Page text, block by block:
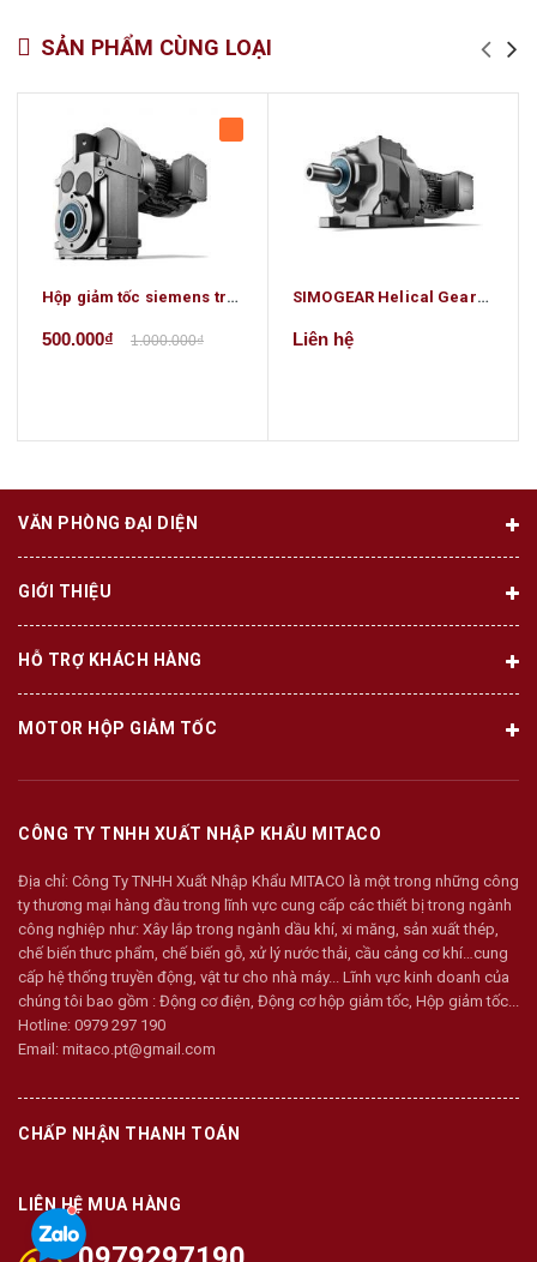
SẢN PHẨM CÙNG LOẠI
Hộp giảm tốc siemens trục song song
500.000₫ 1.000.000₫
SIMOGEAR Helical Geared Motors
Liên hệ
VĂN PHÒNG ĐẠI DIỆN
GIỚI THIỆU
HỖ TRỢ KHÁCH HÀNG
MOTOR HỘP GIẢM TỐC
CÔNG TY TNHH XUẤT NHẬP KHẨU MITACO
Địa chỉ: Công Ty TNHH Xuất Nhập Khẩu MITACO là một trong những công
ty thương mại hàng đầu trong lĩnh vực cung cấp các thiết bị trong ngành
công nghiệp như: Xây lắp trong ngành dầu khí, xi măng, sản xuất thép,
chế biến thưc phẩm, chế biến gỗ, xử lý nước thải, cầu cảng cơ khí…cung
cấp hệ thống truyền động, vật tư cho nhà máy... Lĩnh vực kinh doanh của
chúng tôi bao gồm : Động cơ điện, Động cơ hộp giảm tốc, Hộp giảm tốc...
Hotline: 0979 297 190
Email: mitaco.pt@gmail.com
CHẤP NHẬN THANH TOÁN
LIÊN HỆ MUA HÀNG